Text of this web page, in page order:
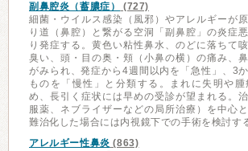
副鼻腔炎（蓄膿症）
(727)
細菌・ウイルス感染（風邪）やアレルギーが
り道（鼻腔）と繋がる空洞「副鼻腔」の炎症
り発症する。黄色い粘性鼻水、のどに落ちて
臭い、頭・目の奥・頬（小鼻の横）の痛み、
がみられ、発症から4週間以内を「急性」、3
ものを「慢性」と分類する。まれに失明や
め、長引く症状には早めの受診が望まれる。
服薬、ネブライザーなどの局所治療）を中心
難治化した場合には内視鏡下での手術を検討す
アレルギー性鼻炎 (863)